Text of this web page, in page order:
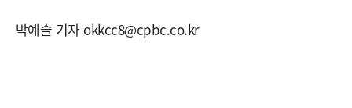
박예슬 기자 okkcc8@cpbc.co.kr